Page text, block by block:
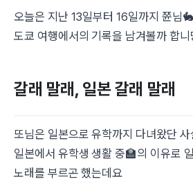
오늘은 지난 13일부터 16일까지 쮼님
도쿄 여행에서의 기록을 남겨볼까 합니
갈래 말래, 일본 갈래 말래
또님은 일본으로 유학까지 다녀왔단 사
일본에서 유학생 생활 중🏫의 이유로
노래를 부르곤 했는데요